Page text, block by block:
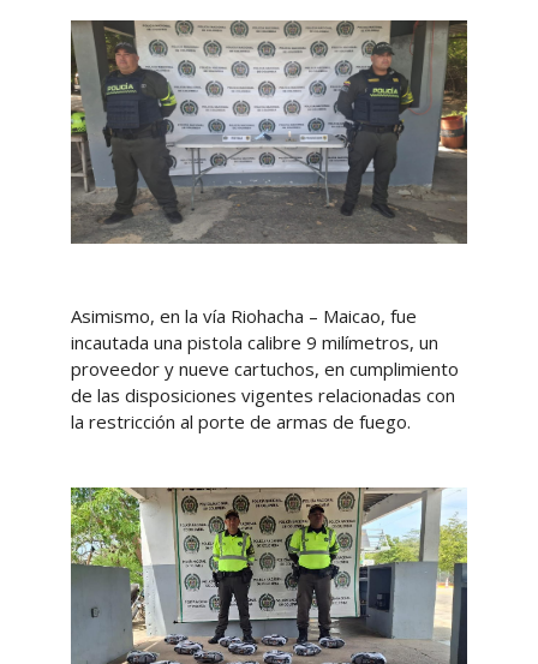
Asimismo, en la vía Riohacha – Maicao, fue
incautada una pistola calibre 9 milímetros, un
proveedor y nueve cartuchos, en cumplimiento
de las disposiciones vigentes relacionadas con
la restricción al porte de armas de fuego.